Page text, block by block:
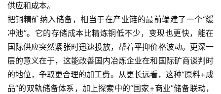
供应和成本。
把铜精矿纳入储备，相当于在产业链的最前端建了一个“缓
冲池”。它的存储成本比精炼铜低不少，变现也更快，能在
国际供应突然紧张时迅速投放，帮着平抑价格波动。更深一
层的意义在于，这能改善国内冶炼企业在和国际矿商谈判时
的地位，争取更合理的加工费。从更长远看，这种“原料+成
品”的双轨储备体系，加上探索中的“国家+商业”储备联动，